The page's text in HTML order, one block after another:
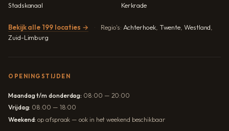
Stadskanaal
Kerkrade
Bekijk alle 199 locaties → Regio's: Achterhoek, Twente Westland
Zuid-Limburg
OPENINGSTIJDEN
Maandag t/m donderdag: 08:00 — 20:00
Vrijdag: 08:00 — 18:00
Weekend: op afspraak — ook in het weekend beschikbaar